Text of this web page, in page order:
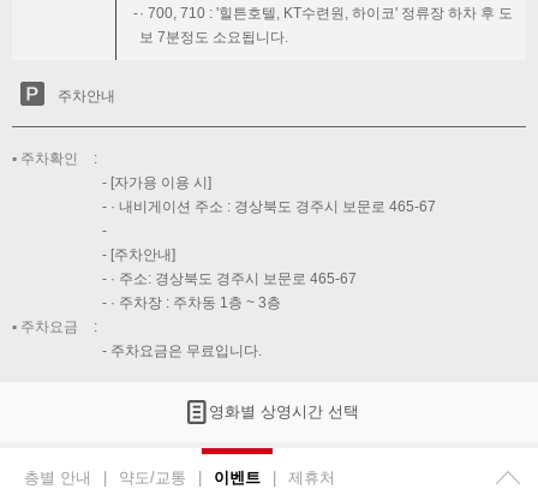
· 700, 710 : '힐튼호텔, KT수련원, 하이코' 정류장 하차 후 도
보 7분정도 소요됩니다.
주차안내
주차확인
[자가용 이용 시]
· 내비게이션 주소 : 경상북도 경주시 보문로 465-67
[주차안내]
· 주소: 경상북도 경주시 보문로 465-67
· 주차장 : 주차동 1층 ~ 3층
주차요금
주차요금은 무료입니다.
영화별 상영시간 선택
층별 안내 약도/교통 이벤트 제휴처